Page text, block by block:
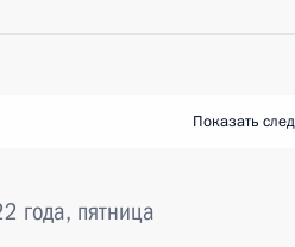
Показать
года, пятница